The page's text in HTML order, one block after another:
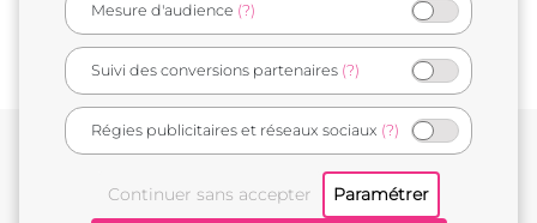
e-commerçant français
Mesure d'audience (?)
Suivi des conversions partenaires (?)
Régies publicitaires et réseaux sociaux (?)